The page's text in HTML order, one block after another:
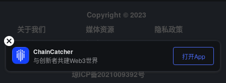
Copyright © 2023
关于我们
媒体资源
隐私政策
风险提示
招聘
琼ICP备2021009392号
ChainCatcher
与创新者共建Web3世界 打开App